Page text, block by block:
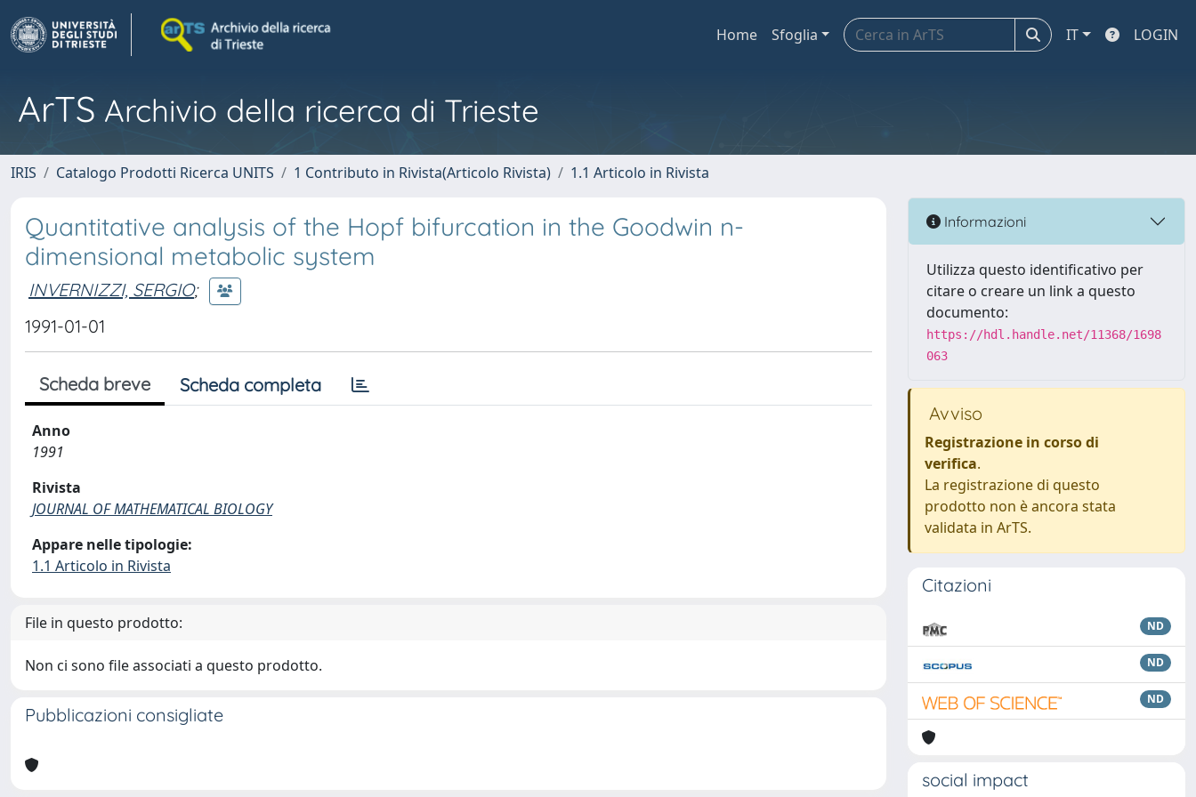
Home Sfoglia IT LOGIN
ArTS Archivio della ricerca di Trieste
IRIS Catalogo Prodotti Ricerca UNITS 1 Contributo in Rivista(Articolo Rivista) 1.1 Articolo in Rivista
Quantitative analysis of the Hopf bifurcation in the Goodwin n-
dimensional metabolic system
INVERNIZZI, SERGIO;
1991-01-01
Scheda breve Scheda completa
Anno
1991
Rivista
JOURNAL OF MATHEMATICAL BIOLOGY
Appare nelle tipologie:
1.1 Articolo in Rivista
File in questo prodotto:
Non ci sono file associati a questo prodotto.
Pubblicazioni consigliate
Informazioni
Utilizza questo identificativo per
citare o creare un link a questo
documento:
https://hdl.handle.net/11368/1698
063
Avviso
Registrazione in corso di
verifica.
La registrazione di questo
prodotto non è ancora stata
validata in ArTS.
Citazioni
ND
ND
ND
social impact